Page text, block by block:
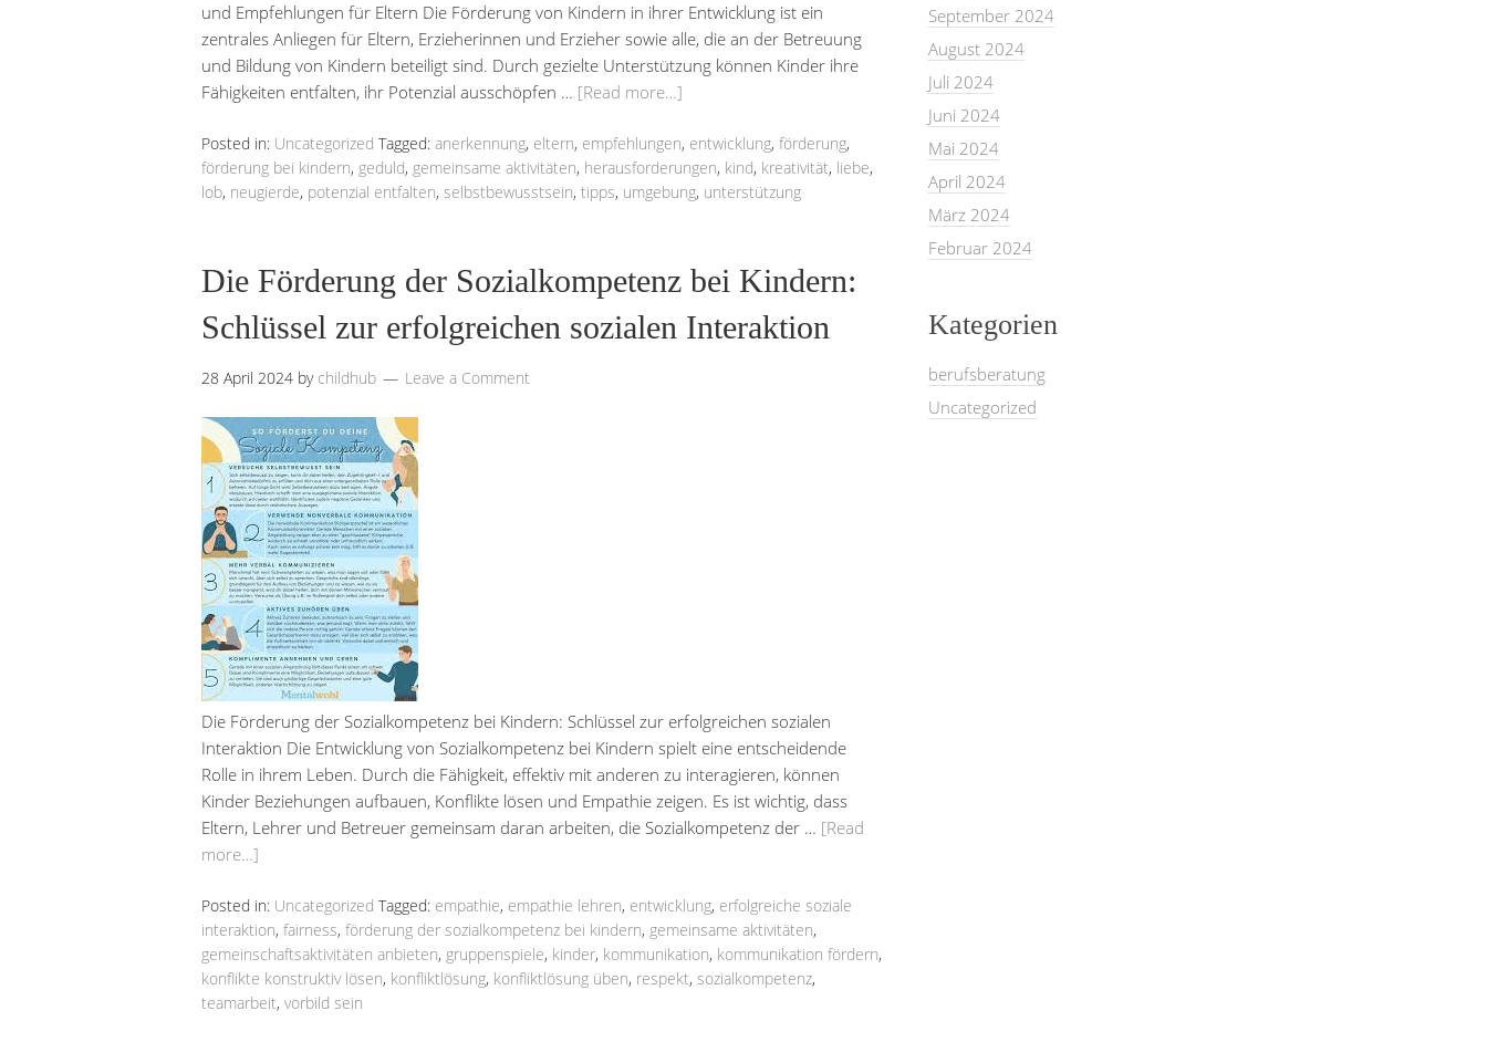
und Empfehlungen für Eltern Die Förderung von Kindern in ihrer Entwicklung ist ein
zentrales Anliegen für Eltern, Erzieherinnen und Erzieher sowie alle, die an der Betreuung
und Bildung von Kindern beteiligt sind. Durch gezielte Unterstützung können Kinder ihre
Fähigkeiten entfalten, ihr Potenzial ausschöpfen … [Read more…]
Posted in: Uncategorized Tagged: anerkennung, eltern, empfehlungen, entwicklung, förderung,
förderung bei kindern, geduld, gemeinsame aktivitäten, herausforderungen, kind, kreativität, liebe,
lob, neugierde, potenzial entfalten, selbstbewusstsein, tipps, umgebung, unterstützung
Die Förderung der Sozialkompetenz bei Kindern:
Schlüssel zur erfolgreichen sozialen Interaktion
28 April 2024 by childhub Leave a Comment
Die Förderung der Sozialkompetenz bei Kindern: Schlüssel zur erfolgreichen sozialen
Interaktion Die Entwicklung von Sozialkompetenz bei Kindern spielt eine entscheidende
Rolle in ihrem Leben. Durch die Fähigkeit, effektiv mit anderen zu interagieren, können
Kinder Beziehungen aufbauen, Konflikte lösen und Empathie zeigen. Es ist wichtig, dass
Eltern, Lehrer und Betreuer gemeinsam daran arbeiten, die Sozialkompetenz der … [Read
more…]
Posted in: Uncategorized Tagged: empathie, empathie lehren, entwicklung, erfolgreiche soziale
interaktion, fairness, förderung der sozialkompetenz bei kindern, gemeinsame aktivitäten,
gemeinschaftsaktivitäten anbieten, gruppenspiele, kinder, kommunikation, kommunikation fördern,
konflikte konstruktiv lösen, konfliktlösung, konfliktlösung üben, respekt, sozialkompetenz,
teamarbeit, vorbild sein
September 2024
August 2024
Juli 2024
Juni 2024
Mai 2024
April 2024
März 2024
Februar 2024
Kategorien
berufsberatung
Uncategorized